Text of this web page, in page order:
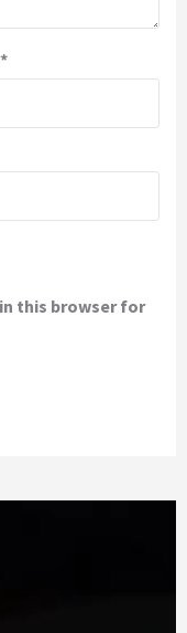
*
this browser for